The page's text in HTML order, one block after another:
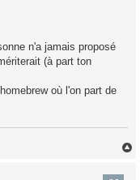
n'a jamais proposé
(à part ton
où l'on part de